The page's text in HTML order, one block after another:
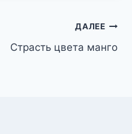
ДАЛЕЕ
Страсть цвета манго